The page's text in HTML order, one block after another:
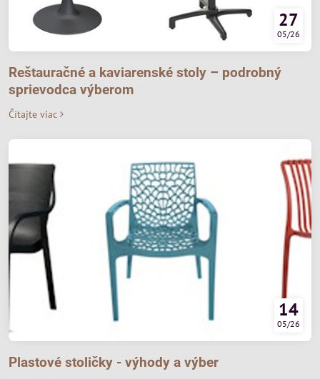
27
05/26
Reštauračné a kaviarenské stoly – podrobný
sprievodca výberom
Čítajte viac
14
05/26
Plastové stoličky - výhody a výber